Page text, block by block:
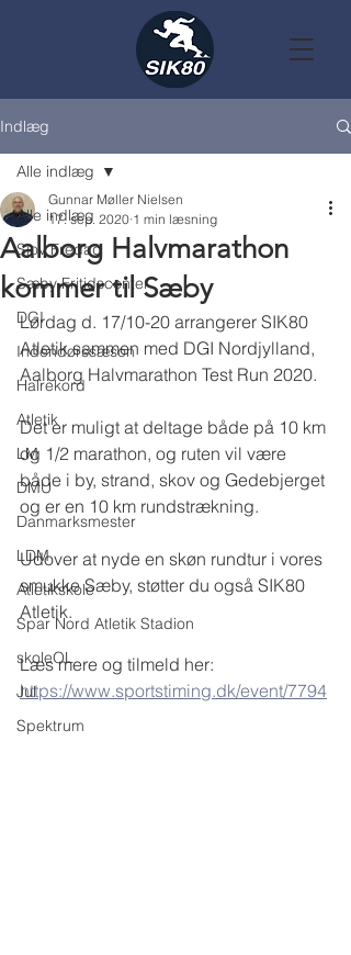
Indlæg
Alle indlæg
Sjov Fredag
Sæby Fritidscenter
DGI
Indendørssæson
Halrekord
Atletik
LM
DMU
Danmarksmester
LDM
Atletikskole
Spar Nord Atletik Stadion
skoleOL
Jul
Spektrum
Alle indlæg
Aalborg Halvmarathon
kommer til Sæby
Gunnar Møller Nielsen
17. sep. 2020 1 min læsning
Lørdag d. 17/10-20 arrangerer SIK80
Atletik sammen med DGI Nordjylland,
Aalborg Halvmarathon Test Run 2020.
Det er muligt at deltage både på 10 km
og 1/2 marathon, og ruten vil være
både i by, strand, skov og Gedebjerget
og er en 10 km rundstrækning.
Udover at nyde en skøn rundtur i vores
smukke Sæby, støtter du også SIK80
Atletik.
Læs mere og tilmeld her:
https://www.sportstiming.dk/event/7794